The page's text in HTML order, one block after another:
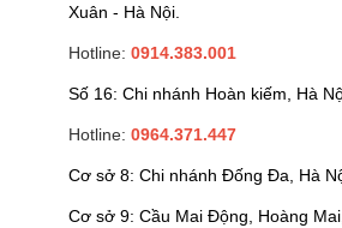
Xuân - Hà Nội.
Hotline: 0914.383.001
Số 16: Chi nhánh Hoàn kiếm, Hà
Hotline: 0964.371.447
Cơ sở 8: Chi nhánh Đống Đa, Hà
Cơ sở 9: Cầu Mai Động, Hoàng